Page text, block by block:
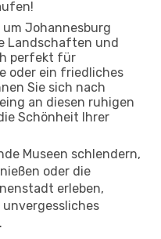
Johannesburg
Landschaften und
perfekt für
oder ein friedliches
Sie sich nach
an diesen ruhigen
Schönheit Ihrer
Museen schlendern,
oder die
erleben,